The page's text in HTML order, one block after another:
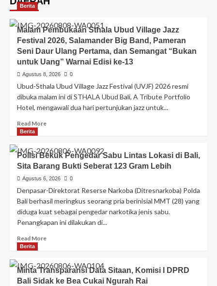
Berita
Malam Pembukaan Sthala Ubud Village Jazz
Festival 2026, Salamander Big Band, Pameran
Seni Daur Ulang Pertama, dan Semangat “Bukan
untuk Uang” Warnai Edisi ke-13
Agustus 8, 2026 0
Ubud-Sthala Ubud Village Jazz Festival (UVJF) 2026 resmi
dibuka malam ini di STHALA Ubud Bali, A Tribute Portfolio
Hotel, mengawali dua hari pertunjukan jazz untuk...
Read More
Berita
Polisi Bekuk Pengedar Sabu Lintas Lokasi di Bali,
Sita Barang Bukti Seberat 123 Gram Lebih
Agustus 6, 2026 0
Denpasar-Direktorat Reserse Narkoba (Ditresnarkoba) Polda
Bali berhasil meringkus seorang pria berinisial MMT (28) yang
diduga kuat sebagai pengedar narkotika jenis sabu.
Penangkapan ini dilakukan di...
Read More
Berita
Minta Transparansi Data Sitaan, Komisi I DPRD
Bali Sidak ke Bea Cukai Ngurah Rai